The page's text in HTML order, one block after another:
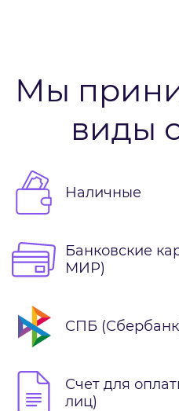
Мы
виды
Наличные
Банковские
МИР)
СПБ
Счет для
лиц)